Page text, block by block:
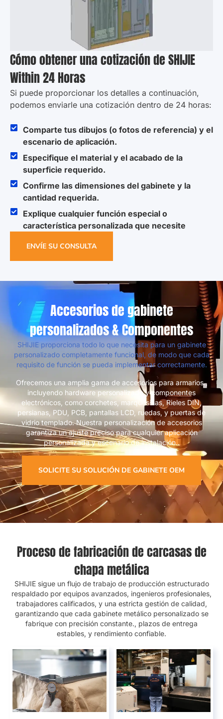
Cómo obtener una cotización de SHIJIE
Within 24 Horas
Si puede proporcionar los detalles a continuación,
podemos enviarle una cotización dentro de 24 horas:
Comparte tus dibujos (o fotos de referencia) y el
escenario de aplicación.
Especifique el material y el acabado de la
superficie requerido.
Confirme las dimensiones del gabinete y la
cantidad requerida.
Explique cualquier función especial o
característica personalizada que necesite
ENVÍE SU CONSULTA
Accesorios de gabinete
personalizados & Componentes
SHIJIE proporciona todo lo que necesita para un gabinete
personalizado completamente funcional, de modo que cada
requisito de función se pueda implementar correctamente.
Ofrecemos una amplia gama de accesorios para armarios.,
incluyendo hardware personalizado y componentes
electrónicos, como corchetes, marquesinas, Rieles DIN,
persianas, PDU, PCB, pantallas LCD, ruedas, y puertas de
vidrio templado. Nuestra personalización de accesorios
garantiza un ajuste preciso para cualquier aplicación
personalizada y escenario de instalación..
SOLICITE SU SOLUCIÓN DE GABINETE OEM
Proceso de fabricación de carcasas de
chapa metálica
SHIJIE sigue un flujo de trabajo de producción estructurado
respaldado por equipos avanzados, ingenieros profesionales,
trabajadores calificados, y una estricta gestión de calidad,
garantizando que cada gabinete metálico personalizado se
fabrique con precisión constante., plazos de entrega
estables, y rendimiento confiable.